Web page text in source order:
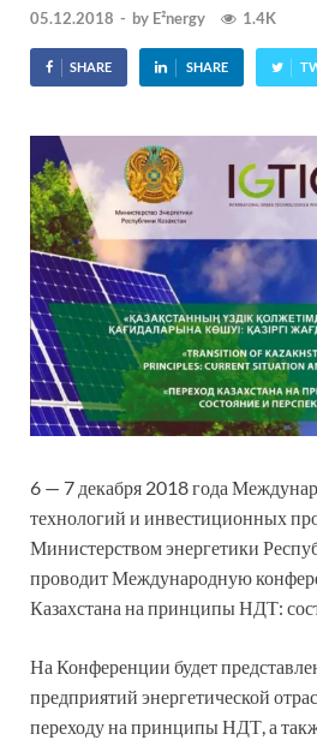
05.12.2018 - by E²nergy 1.4K
SHARE SHARE
6 — 7 декабря 2018 года
технологий и инвестиционных
Министерством энергетики
проводит Международную
Казахстана на принципы НДТ:
На Конференции будет
предприятий энергетической
переходу на принципы НДТ, а